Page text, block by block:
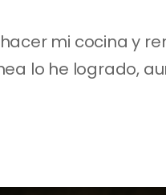
mi cocina y
lo he logrado,